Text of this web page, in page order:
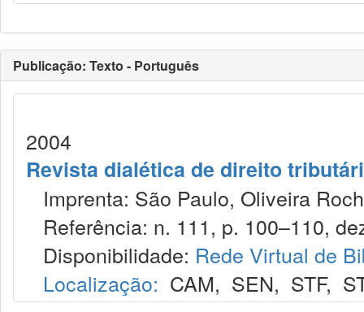
Publicação: Texto - Português
2004
Revista dialética de direito
Imprenta: São Paulo, Oliveira
Referência: n. 111, p. 100–110,
Disponibilidade: Rede Virtual de
Localização: CAM, SEN, STF,